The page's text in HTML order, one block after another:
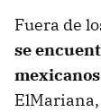
Fuera de
se